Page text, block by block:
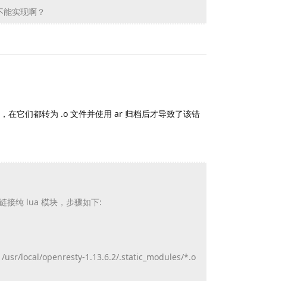
实现啊？
在它们都转为 .o 文件并使用 ar 归档后才导致了该错
接纯 lua 模块，步骤如下:
local/openresty-1.13.6.2/.static_modules/*.o